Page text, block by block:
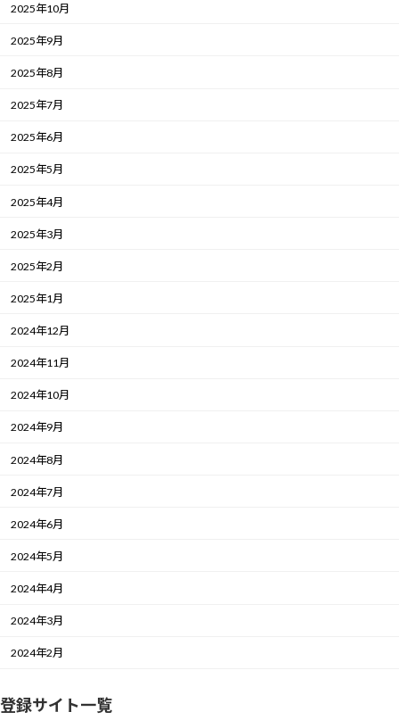
2025年10月
2025年9月
2025年8月
2025年7月
2025年6月
2025年5月
2025年4月
2025年3月
2025年2月
2025年1月
2024年12月
2024年11月
2024年10月
2024年9月
2024年8月
2024年7月
2024年6月
2024年5月
2024年4月
2024年3月
2024年2月
登録サイト一覧